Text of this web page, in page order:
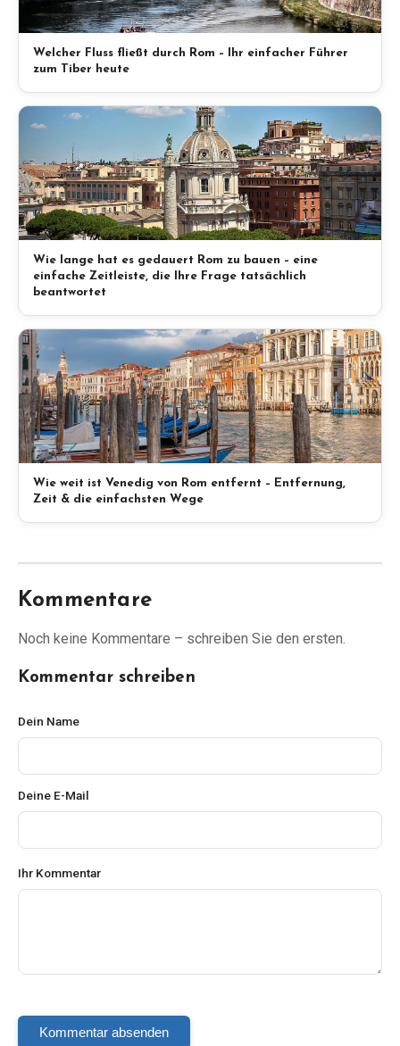
Welcher Fluss fließt durch Rom – Ihr einfacher Führer
zum Tiber heute
Wie lange hat es gedauert Rom zu bauen – eine
einfache Zeitleiste, die Ihre Frage tatsächlich
beantwortet
Wie weit ist Venedig von Rom entfernt – Entfernung,
Zeit & die einfachsten Wege
Kommentare
Noch keine Kommentare – schreiben Sie den ersten.
Kommentar schreiben
Dein Name
Deine E-Mail
Ihr Kommentar
Kommentar absenden